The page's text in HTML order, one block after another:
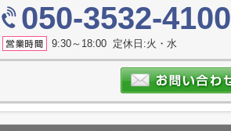
050-3532-4100
9:30～18:00 定休日:火・水